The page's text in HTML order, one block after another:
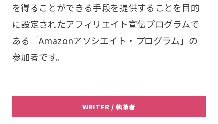
を得ることができる手段を提供することを目的
に設定されたアフィリエイト宣伝プログラムで
ある「Amazonアソシエイト・プログラム」の
参加者です。
WRITER / 執筆者